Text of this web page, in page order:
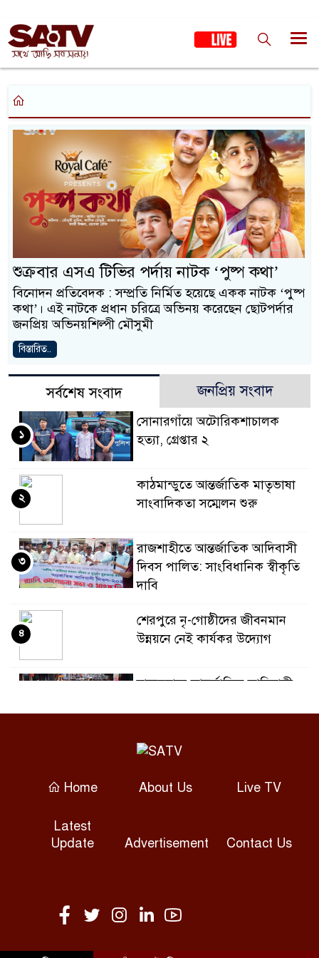
শুক্রবার এসএ টিভির পর্দায় নাটক ‘পুষ্প কথা’
বিনোদন প্রতিবেদক : সম্প্রতি নির্মিত হয়েছে একক নাটক ‘পুষ্প
কথা’। এই নাটকে প্রধান চরিত্রে অভিনয় করেছেন ছোটপর্দার
জনপ্রিয় অভিনয়শিল্পী মৌসুমী
বিস্তারিত..
সর্বশেষ সংবাদ জনপ্রিয় সংবাদ
সোনারগাঁয়ে অটোরিকশাচালক
হত্যা, গ্রেপ্তার ২
১
কাঠমান্ডুতে আন্তর্জাতিক মাতৃভাষা
সাংবাদিকতা সম্মেলন শুরু
২
রাজশাহীতে আন্তর্জাতিক আদিবাসী
দিবস পালিত: সাংবিধানিক স্বীকৃতি
দাবি
৩
শেরপুরে নৃ-গোষ্ঠীদের জীবনমান
উন্নয়নে নেই কার্যকর উদ্যোগ
৪
বান্দরবানে আন্তর্জাতিক আদিবাসী
অসুস্থ রাবি শিক্ষার্থীকে এয়ার
৯
Home About Us Live TV
Latest
Update
Advertisement Contact Us